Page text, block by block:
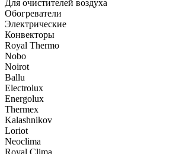
Для очистителей воздуха
Обогреватели
Электрические
Конвекторы
Royal Thermo
Nobo
Noirot
Ballu
Electrolux
Energolux
Тhermex
Kalashnikov
Loriot
Neoclima
Royal Clima